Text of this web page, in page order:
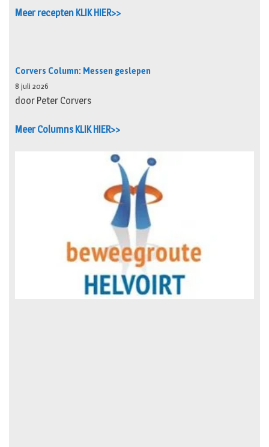
Meer recepten KLIK HIER>>
Corvers Column: Messen geslepen
8 juli 2026
door Peter Corvers
Meer Columns KLIK HIER>>